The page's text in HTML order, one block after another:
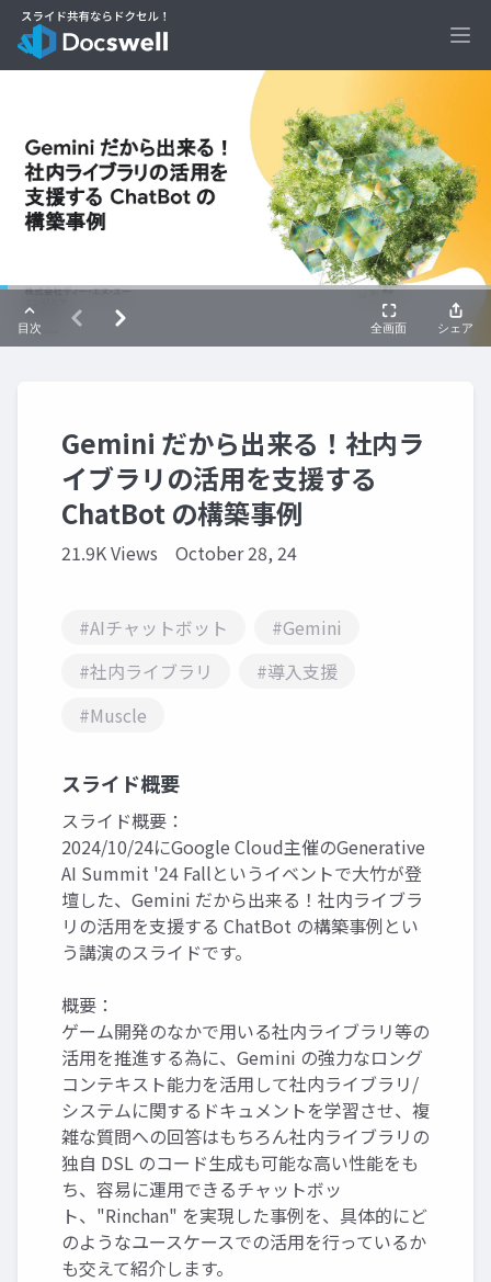
Gemini だから出来る！社内ラ
イブラリの活用を支援する
ChatBot の構築事例
21.9K Views October 28, 24
#AIチャットボット
#Gemini
#社内ライブラリ
#導入支援
#Muscle
スライド概要
スライド概要：
2024/10/24にGoogle Cloud主催のGenerative
AI Summit '24 Fallというイベントで大竹が登
壇した、Gemini だから出来る！社内ライブラ
リの活用を支援する ChatBot の構築事例とい
う講演のスライドです。
概要：
ゲーム開発のなかで用いる社内ライブラリ等の
活用を推進する為に、Gemini の強力なロング
コンテキスト能力を活用して社内ライブラリ/
システムに関するドキュメントを学習させ、複
雑な質問への回答はもちろん社内ライブラリの
独自 DSL のコード生成も可能な高い性能をも
ち、容易に運用できるチャットボッ
ト、"Rinchan" を実現した事例を、具体的にど
のようなユースケースでの活用を行っているか
も交えて紹介します。